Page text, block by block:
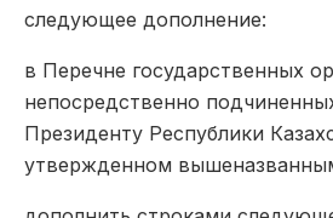
следующее дополнение:
в Перечне государственных
непосредственно
Президенту Республики
утвержденном